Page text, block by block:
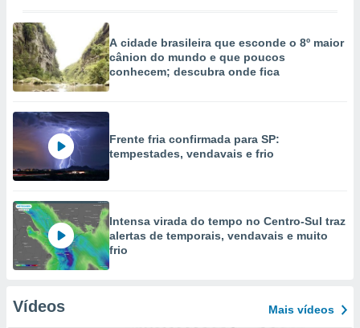
A cidade brasileira que esconde o 8º maior
cânion do mundo e que poucos
conhecem; descubra onde fica
Frente fria confirmada para SP:
tempestades, vendavais e frio
Intensa virada do tempo no Centro-Sul traz
alertas de temporais, vendavais e muito
frio
Vídeos Mais vídeos